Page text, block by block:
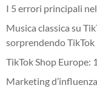
I 5 errori principali
Musica classica su
sorprendendo TikTok
TikTok Shop Europe:
Marketing